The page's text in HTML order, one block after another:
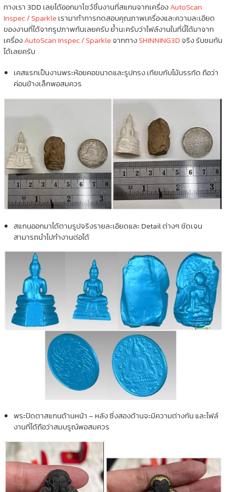
ทางเรา 3DD เลยได้ออกมาโชว์ชิ้นงานที่สแกนจากเครื่องAutoScan
Inspec / Sparkleเรามาทำการทดสอบคุณภาพเครื่องและความละเอียด
ของงานที่ได้จากรูปภาพกันเลยครับ ย้ำนะครับว่าไฟล์งานในที่นี้ได้มาจาก
เครื่องAutoScan Inspec / SparkleจากทางSHINNING3Dจริง รับชมกัน
ได้เลยครับ
เคสแรกเป็นงานพระห้อยคอขนาดและรูปทรง เทียบกับไม้บรรทัด ถือว่า
ค่อนข้างเล็กพอสมควร
สแกนออกมาได้ตามรูปจริงรายละเอียดและ Detail ต่างๆ ชัดเจน
สามารถนำไปทำงานต่อได้
พระปิดตาสแกนด้านหน้า – หลัง ซึ่งสองด้านจะมีความต่างกัน และไฟล์
งานที่ได้ถือว่าสมบรูณ์พอสมควร